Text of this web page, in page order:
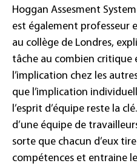
Hoggan Assesment
est également professeur
au collège de Londres,
tâche au combien critique
l’implication chez les
que l’implication
l’esprit d’équipe reste la
d’une équipe de
sorte que chacun d’eux
compétences et entraine